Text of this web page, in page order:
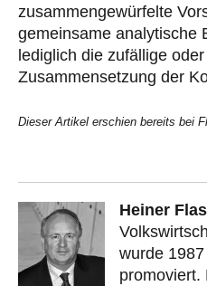
zusammengewürfelte
gemeinsame analytische
lediglich die zufällige
Zusammensetzung der
Dieser Artikel erschien bereits bei
Heiner
wurde
promoviert.